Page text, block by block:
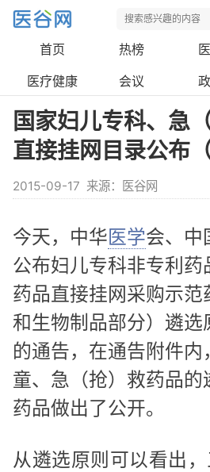
首页 热榜
医疗健康
会议
国家妇儿专科、急
直接挂网目录公布（
2015-09-17 来源：医谷网
今天，中华医学会、中
公布妇儿专科非专利药
药品直接挂网采购示范
和生物制品部分）遴选
的通告，在通告附件内
童、急（抢）救药品的
药品做出了公开。
从遴选原则可以看出